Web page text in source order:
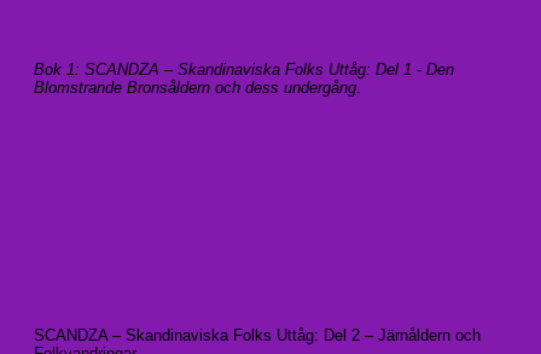
Bok 1: SCANDZA – Skandinaviska Folks Uttåg: Del 1 - Den
Blomstrande Bronsåldern och dess undergång.
SCANDZA – Skandinaviska Folks Uttåg: Del 2 – Järnåldern och